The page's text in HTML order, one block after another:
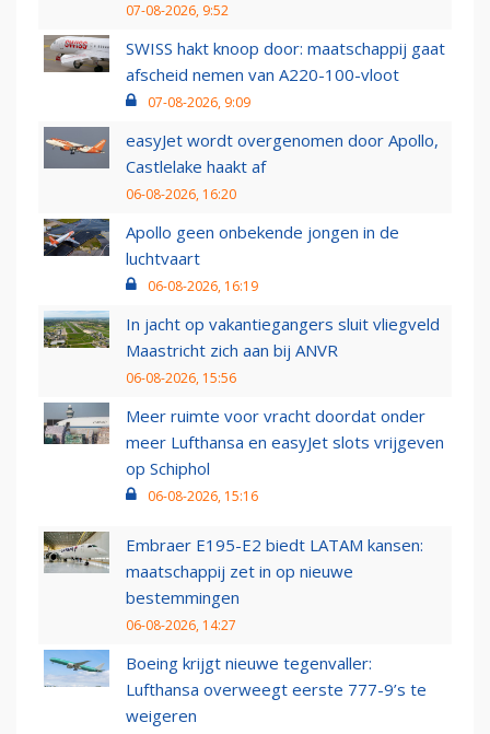
07-08-2026, 9:52
SWISS hakt knoop door: maatschappij gaat
afscheid nemen van A220-100-vloot
07-08-2026, 9:09
easyJet wordt overgenomen door Apollo,
Castlelake haakt af
06-08-2026, 16:20
Apollo geen onbekende jongen in de
luchtvaart
06-08-2026, 16:19
In jacht op vakantiegangers sluit vliegveld
Maastricht zich aan bij ANVR
06-08-2026, 15:56
Meer ruimte voor vracht doordat onder
meer Lufthansa en easyJet slots vrijgeven
op Schiphol
06-08-2026, 15:16
Embraer E195-E2 biedt LATAM kansen:
maatschappij zet in op nieuwe
bestemmingen
06-08-2026, 14:27
Boeing krijgt nieuwe tegenvaller:
Lufthansa overweegt eerste 777-9’s te
weigeren